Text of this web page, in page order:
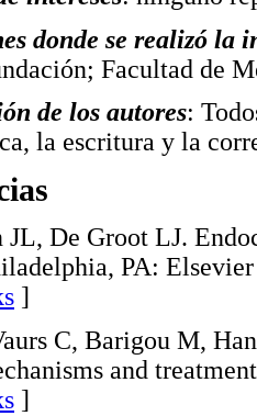
donde se realizó la
Facultad de
de los autores:
la escritura y la
JL, De Groot LJ.
PA:
]
C, Barigou M,
and
]